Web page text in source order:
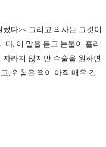
다>< 그리고 의사는 그것이
. 이 말을 듣고 눈물이 흘러
라지 않지만 수술을 원하면
, 위험은 떡이 아직 매우 건